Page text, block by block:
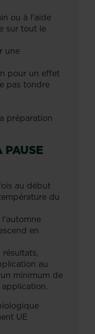
ou à l'aide
sur tout le
une
pour un effet
pas tondre
préparation
PAUSE
au début
du
l'automne
en
au
minimum de
application.
UE